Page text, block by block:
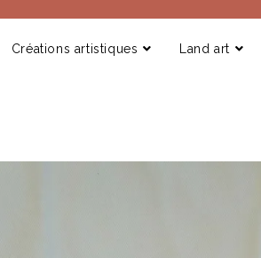
Créations artistiques Land art